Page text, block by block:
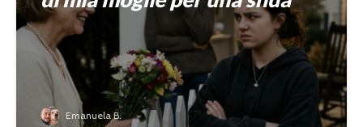
Emanuela B.